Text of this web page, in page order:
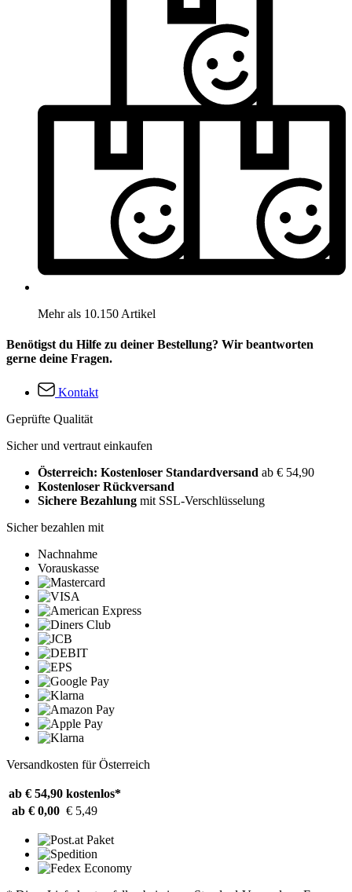
Mehr als 10.150 Artikel
Benötigst du Hilfe zu deiner Bestellung? Wir beantworten
gerne deine Fragen.
Kontakt
Geprüfte Qualität
Sicher und vertraut einkaufen
Österreich: Kostenloser Standardversand ab € 54,90
Kostenloser Rückversand
Sichere Bezahlung mit SSL-Verschlüsselung
Sicher bezahlen mit
Nachnahme
Vorauskasse
Versandkosten für Österreich
ab € 54,90 kostenlos*
ab € 0,00 € 5,49